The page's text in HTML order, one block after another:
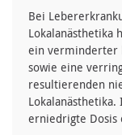
Bei
Lokalanästhetika
ein verminderter
sowie eine
resultierenden
erniedrigte Dosis